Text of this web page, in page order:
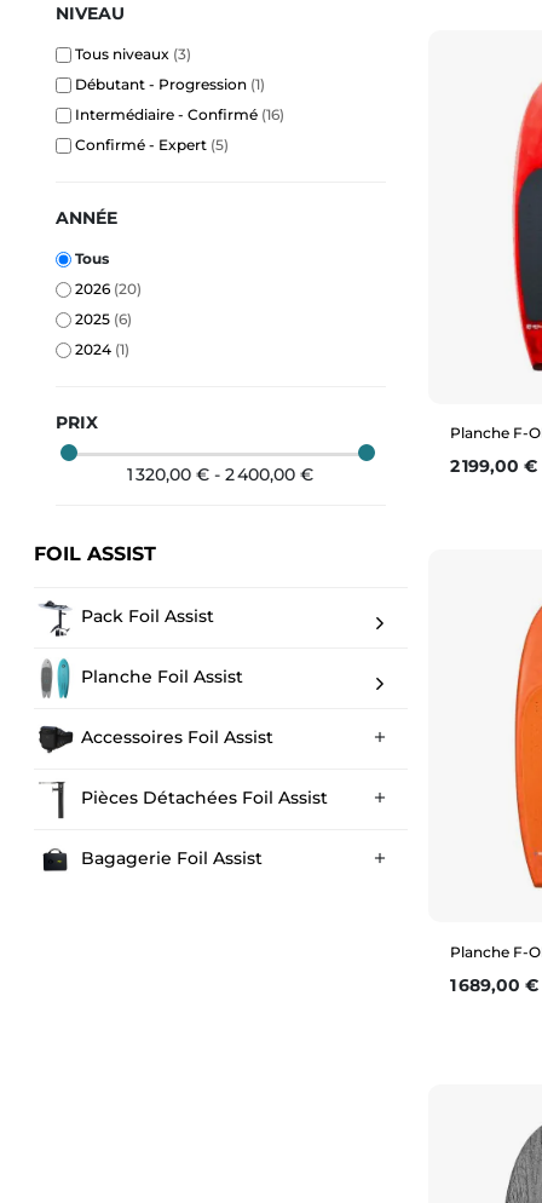
NIVEAU
Tous niveaux (3)
Débutant - Progression (1)
Intermédiaire - Confirmé (16)
Confirmé - Expert (5)
ANNÉE
Tous
2026 (20)
2025 (6)
2024 (1)
PRIX
1 320,00 € - 2 400,00 €
FOIL ASSIST
Pack Foil Assist
Planche Foil Assist
Accessoires Foil Assist 
Pièces Détachées Foil Assist 
Bagagerie Foil Assist 
5'11"
Planche F-
Prix
2 199,00 €
Planche F-
Prix
1 689,00 €
6'6" (115L)